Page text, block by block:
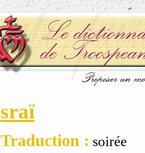
sraï
Traduction : soirée